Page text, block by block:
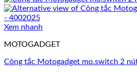
Xem nhanh
MOTOGADGET
Công tắc Motogadget mo.switch 2